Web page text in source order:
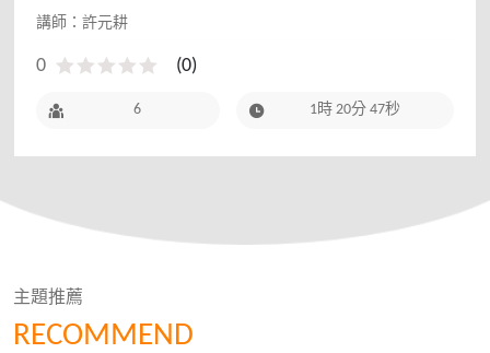
坊
講師：許元耕
0 (0)
6 1時 20分 47秒
RECOMMEND
主題推薦